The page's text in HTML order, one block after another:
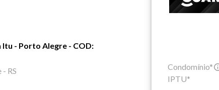
Itu - Porto Alegre - COD:
RS Condomínio*
IPTU*